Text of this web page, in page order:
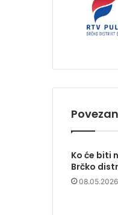
Ko će biti
Brčko
08.05.2026